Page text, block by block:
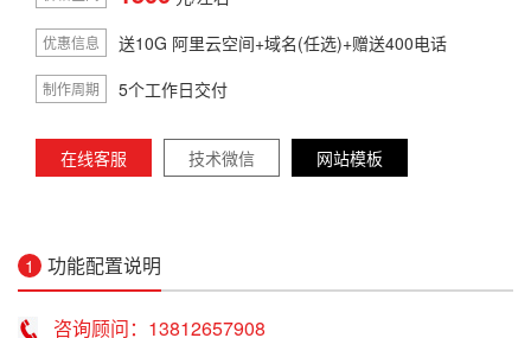
优惠信息 送10G 阿里云空间+域名(任选)+赠送400电话
制作周期 5个工作日交付
在线客服 技术微信 网站模板
1 功能配置说明
咨询顾问：13812657908